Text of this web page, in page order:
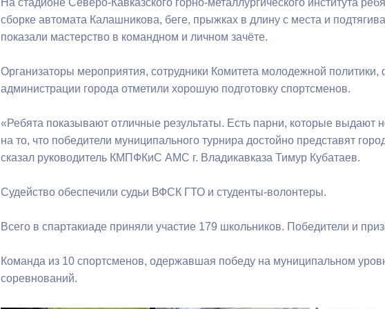
Муниципальный контроль Выборы 2026
На стадионе Северо-Кавказского горно-металлургического института
сборке автомата Калашникова, беге, прыжках в длину с места и
показали мастерство в командном и личном зачёте.
Организаторы мероприятия, сотрудники Комитета молодежной политики,
администрации города отметили хорошую подготовку спортсменов.
«Ребята показывают отличные результаты. Есть парни, которые
на то, что победители муниципального турнира достойно представят
сказал руководитель КМПФКиС АМС г. Владикавказа Тимур Кубатаев.
Судейство обеспечили судьи ВФСК ГТО и студенты-волонтеры.
Всего в спартакиаде приняли участие 179 школьников. Победители и
Команда из 10 спортсменов, одержавшая победу на муниципальном
соревнований.